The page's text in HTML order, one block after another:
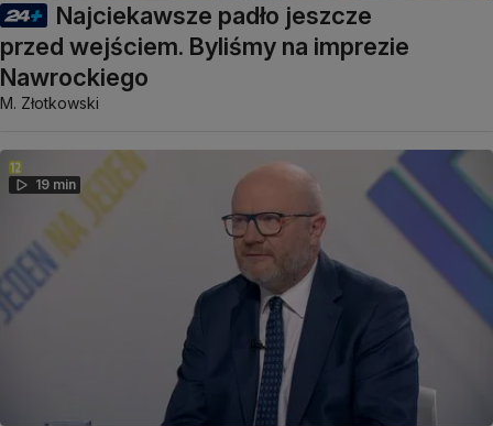
Najciekawsze padło jeszcze
przed wejściem. Byliśmy na imprezie
Nawrockiego
M. Złotkowski
19 min